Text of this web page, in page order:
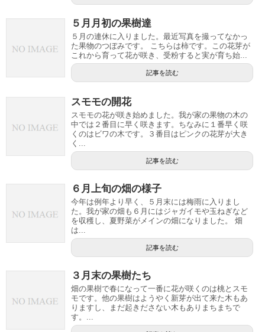
５月月初の果樹達
５月の連休に入りました。最近写真を撮ってなかっ
た果物のつぼみです。 こちらは柿です。この花芽が
これから育って花が咲き、受粉すると実が育ち始...
記事を読む
スモモの開花
スモモの花が咲き始めました。我が家の果物の木の
中では２番目に早く咲きます。ちなみに１番早く咲
くのはビワの木です。３番目はピンクの花芽が大き
く...
記事を読む
６月上旬の畑の様子
今年は例年より早く、５月末には梅雨に入りまし
た。我が家の畑も６月にはジャガイモや玉ねぎなど
を収穫し、夏野菜がメインの畑になりました。 畑
は...
記事を読む
３月末の果樹たち
畑の果樹で春になって一番に花が咲くのは桃とスモ
モです。他の果樹はようやく新芽が出て来た木もあ
りますし、まだ起きださない木もありまちまちで
す。...